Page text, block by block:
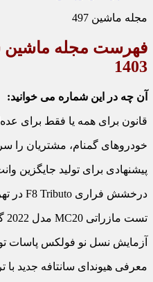
مجله ماشین 497
1403
آن چه در این شماره می خوانید:
قانون برای همه یا فقط برای
خودروهای گمنام، مشتریان را
پیشنهادی برای تولید جایگزین
درخشش فراری F8 Tributo در تهران
تست مازراتی MC20 مدل 2022 گذر موقت
آزمایش نسل نو فولکس پاسات
معرفی هیوندای سانتافه جدید با